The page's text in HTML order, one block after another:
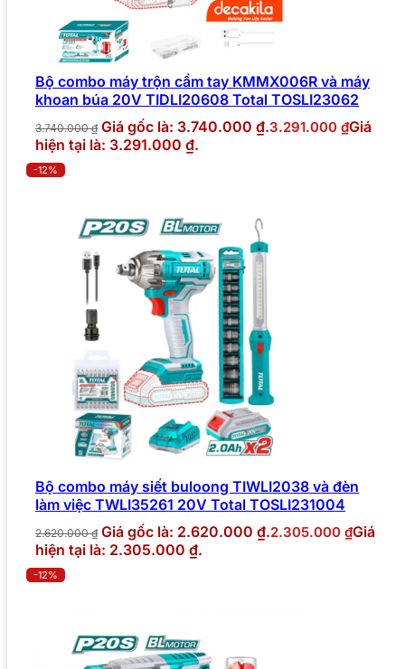
Bộ combo máy trộn cầm tay KMMX006R và máy
khoan búa 20V TIDLI20608 Total TOSLI23062
3.740.000₫ Giá gốc là: 3.740.000 ₫.3.291.000 ₫Giá
hiện tại là: 3.291.000 ₫.
-12%
Bộ combo máy siết buloong TIWLI2038 và đèn
làm việc TWLI35261 20V Total TOSLI231004
2.620.000₫ Giá gốc là: 2.620.000 ₫.2.305.000 ₫Giá
hiện tại là: 2.305.000 ₫.
-12%